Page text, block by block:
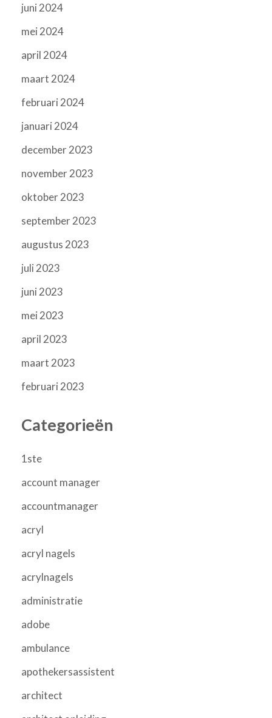
juni 2024
mei 2024
april 2024
maart 2024
februari 2024
januari 2024
december 2023
november 2023
oktober 2023
september 2023
augustus 2023
juli 2023
juni 2023
mei 2023
april 2023
maart 2023
februari 2023
Categorieën
1ste
account manager
accountmanager
acryl
acryl nagels
acrylnagels
administratie
adobe
ambulance
apothekersassistent
architect